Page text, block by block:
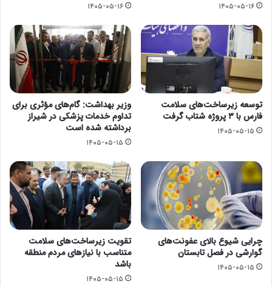
۱۴۰۵-۰۵-۱۶ ۱۴۰۵-۰۵-۱۶
توسعه زیرساخت‌های سلامت
فارس با ۳ پروژه شتاب گرفت
۱۴۰۵-۰۵-۱۵
وزیر بهداشت: گام‌های مؤثری برای
تداوم خدمات پزشکی در شیراز
برداشته شده است
۱۴۰۵-۰۵-۱۵
چرایی شیوع بالای عفونت‌های
گوارشی در فصل تابستان
۱۴۰۵-۰۵-۱۵
تقویت زیرساخت‌های سلامت
متناسب با نیازهای مردم منطقه
باشد
۱۴۰۵-۰۵-۱۵